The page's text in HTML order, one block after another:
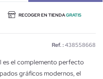
RECOGER EN TIENDAGRATIS
Ref. : 438558668
es el complemento perfecto
gráficos modernos, el